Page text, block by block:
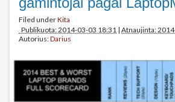
Filed underKita
Publikuota: 2014-03-03 18:31 | Atnaujinta:
Autorius:Darius